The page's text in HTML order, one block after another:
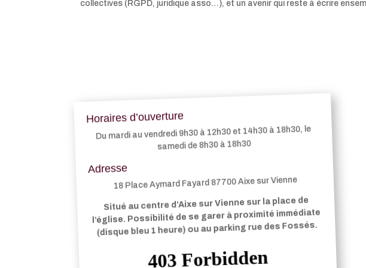
collectives (RGPD, juridique asso…), et un avenir qui reste à écrire
Horaires d’ouverture
Du mardi au vendredi 9h30 à 12h30 et 14h30 à 18h30, le
samedi de 8h30 à 18h30
Adresse
18 Place Aymard Fayard 87700 Aixe sur Vienne
Situé au centre d’Aixe sur Vienne sur la place de
l’église. Possibilité de se garer à proximité immédiate
(disque bleu 1 heure) ou au parking rue des Fossés.